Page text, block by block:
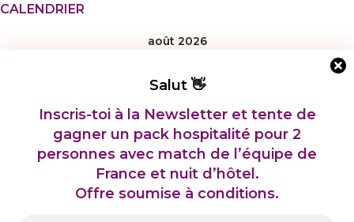
Salut 👋
Inscris-toi à la Newsletter et tente de
gagner un pack hospitalité pour 2
personnes avec match de l’équipe de
France et nuit d’hôtel.
Offre soumise à conditions.
CALENDRIER
août 2026
D
4 5 6 7 8
11 12 13 14 15
18 19 20 21 22